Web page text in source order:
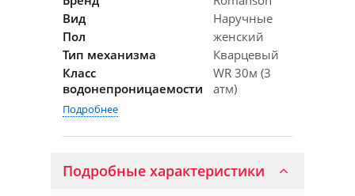
Вид
Наручные
Пол
женский
Тип механизма
Кварцевый
Класс
водонепроницаемости
WR 30м (3
атм)
Подробнее
Подробные характеристики